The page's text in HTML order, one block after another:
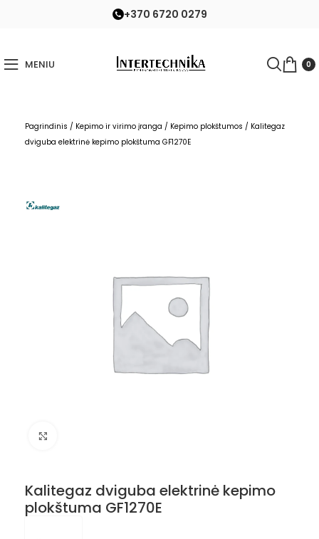
+370 6720 0279
MENIU 0
Pagrindinis / Kepimo ir virimo įranga / Kepimo plokštumos / Kalitegaz
dviguba elektrinė kepimo plokštuma GF1270E
Kalitegaz dviguba elektrinė kepimo
plokštuma GF1270E